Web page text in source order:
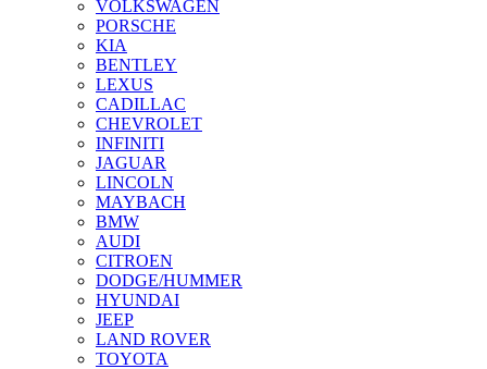
VOLKSWAGEN
PORSCHE
KIA
BENTLEY
LEXUS
CADILLAC
CHEVROLET
INFINITI
JAGUAR
LINCOLN
MAYBACH
BMW
AUDI
CITROEN
DODGE/HUMMER
HYUNDAI
JEEP
LAND ROVER
TOYOTA